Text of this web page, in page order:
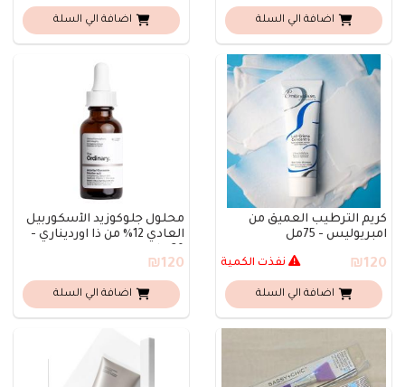
اضافة الي السلة اضافة الي السلة
كريم الترطيب العميق من
امبريوليس - 75مل
₪120 نفذت الكمية
اضافة الي السلة
محلول جلوكوزيد الأسكوربيل
العادي 12% من ذا اورديناري -
₪120
اضافة الي السلة